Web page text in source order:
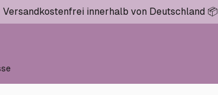
Versandkostenfrei innerhalb von Deutschland 📦